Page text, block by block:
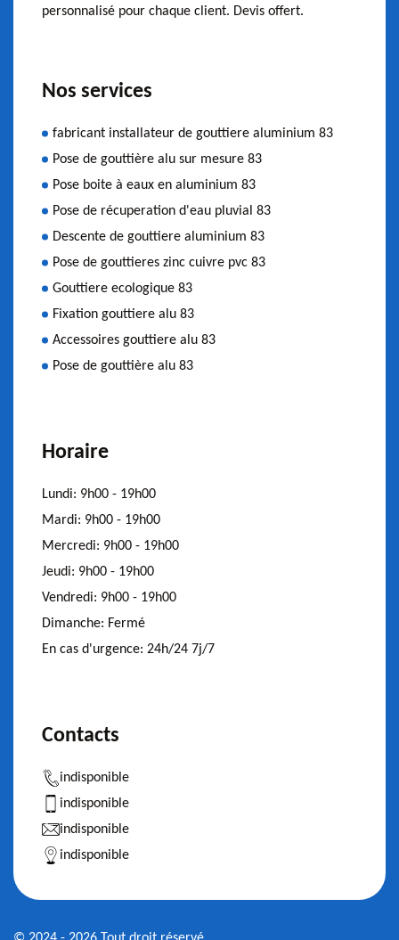
personnalisé pour chaque client. Devis offert.
Nos services
fabricant installateur de gouttiere aluminium 83
Pose de gouttière alu sur mesure 83
Pose boite à eaux en aluminium 83
Pose de récuperation d'eau pluvial 83
Descente de gouttiere aluminium 83
Pose de gouttieres zinc cuivre pvc 83
Gouttiere ecologique 83
Fixation gouttiere alu 83
Accessoires gouttiere alu 83
Pose de gouttière alu 83
Horaire
Lundi: 9h00 - 19h00
Mardi: 9h00 - 19h00
Mercredi: 9h00 - 19h00
Jeudi: 9h00 - 19h00
Vendredi: 9h00 - 19h00
Dimanche: Fermé
En cas d'urgence: 24h/24 7j/7
Contacts
indisponible
indisponible
indisponible
indisponible